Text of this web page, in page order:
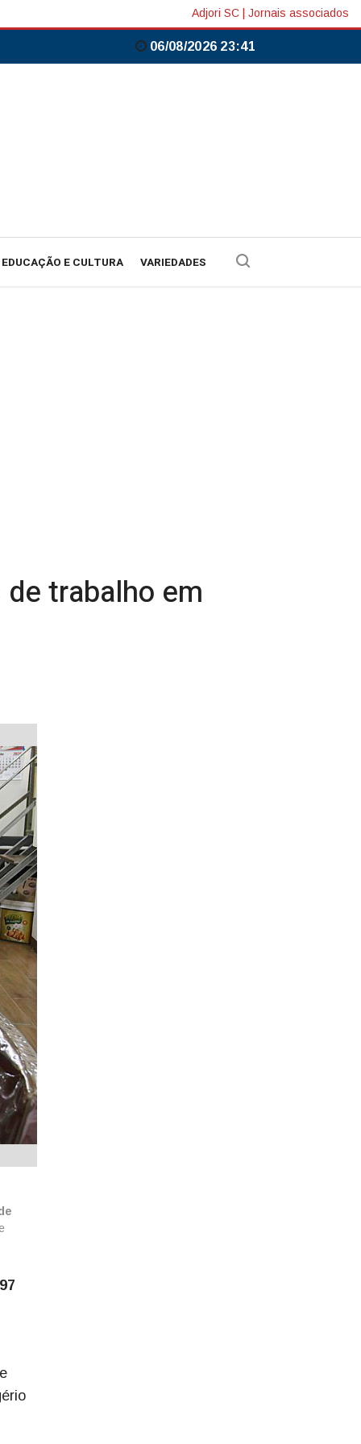
Adjori SC Jornais associados
06/08/2026 23:41
EDUCAÇÃO E CULTURA VARIEDADES
trabalho em